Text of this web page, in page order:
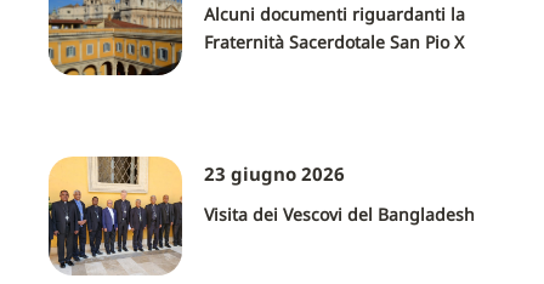
Alcuni documenti riguardanti la
Fraternità Sacerdotale San Pio X
23 giugno 2026
Visita dei Vescovi del Bangladesh